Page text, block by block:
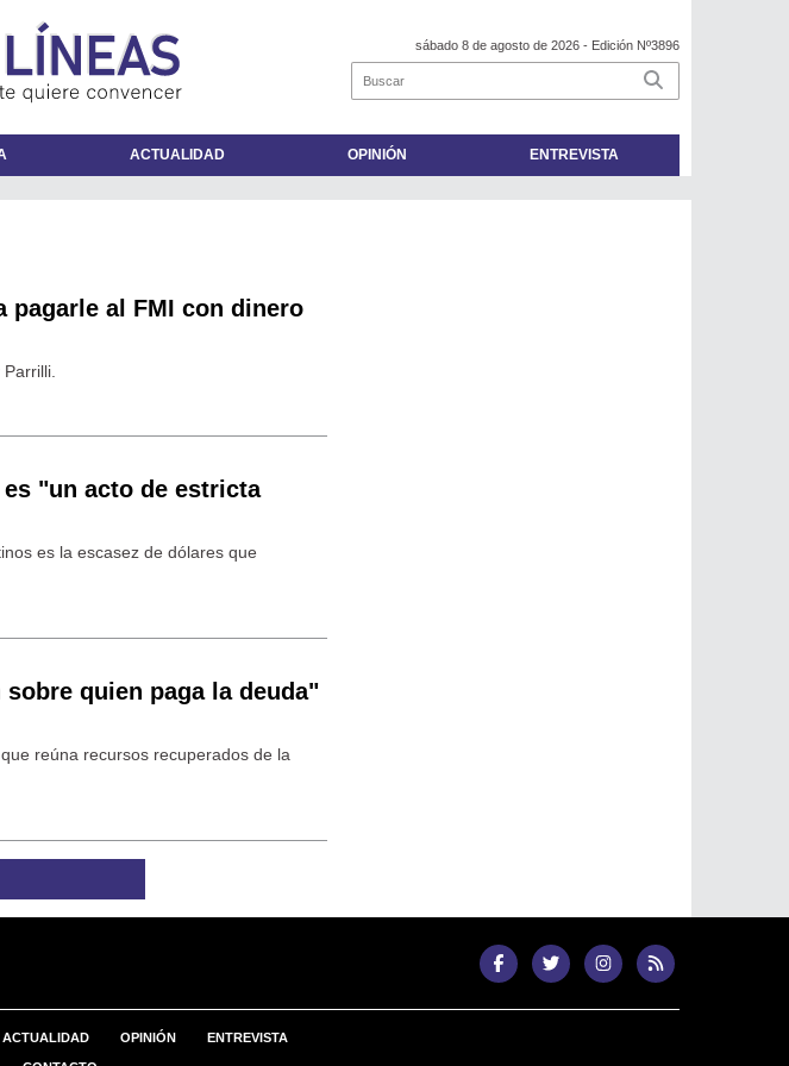
sábado 8 de agosto de 2026 - Edición Nº3896
ACTUALIDAD OPINIÓN ENTREVISTA
pagarle al FMI con dinero
"un acto de estricta
es la escasez de dólares que
quien paga la deuda"
reúna recursos recuperados de la
ACTUALIDAD OPINIÓN ENTREVISTA